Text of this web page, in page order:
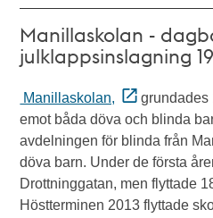
Manillaskolan -
julklappsinslagning
Manillaskolan,
grundades
emot båda döva och blinda
avdelningen för blinda från
döva barn. Under de första
Drottninggatan, men flyttade
Höstterminen 2013 flyttade